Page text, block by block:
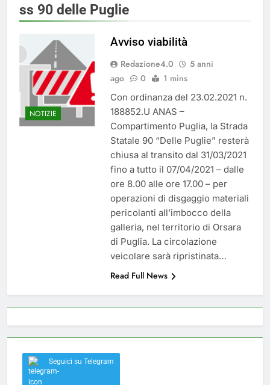
POTABILE
📢Aggiornamento Situazione
4 Mesi Ago
Savignano Irpino: Ordinanza n. 7
del 26 Marzo 2026
4 Mesi Ago
Mangiaplastica: Più ricicli, più
risparmi!
10 Mesi Ago
Postamat chiuso di notte a
Savignano: misura anti-rapina
fino alle 8:30
11 Mesi Ago
💡 Savignano 4.0 si rinnova: scopri
la nuova grafica del blog dedicato
al futuro del nostro paese
1 Anno Ago
🌤️ Nuova Webcam Live per il
Meteo a Savignano Irpino!
2 Anni Ago
Test IT-alert l’11 ottobre:
messaggio sui cellulari anche a
ss 90 delle Puglie
NOTIZIE
Avviso viabilità
Redazione4.0
5 anni
ago
0 1 mins
Con ordinanza del 23.02.2021 n.
188852.U ANAS –
Compartimento Puglia, la Strada
Statale 90 “Delle Puglie” resterà
chiusa al transito dal 31/03/2021
fino a tutto il 07/04/2021 – dalle
ore 8.00 alle ore 17.00 – per
operazioni di disgaggio materiali
pericolanti all’imbocco della
galleria, nel territorio di Orsara
di Puglia. La circolazione
veicolare sarà ripristinata…
Read Full News
Seguici su Telegram